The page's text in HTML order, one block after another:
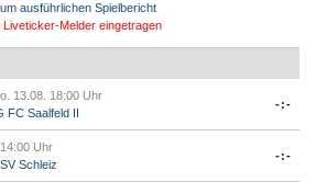
ausführlichen Spielbericht
Liveticker-Melder eingetragen
13.08. 18:00 Uhr
FC Saalfeld II
-:-
Uhr
Schleiz
-:-